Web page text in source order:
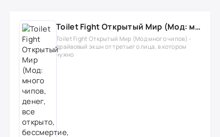
Toilet Fight Открытый Мир (Мод: много чипов, денег, все открыто, бессмертие, урон, 50+ читов)
Toilet Fight Открытый Мир (Мод много чипов) -
драйвовый экшн от третьего лица, в котором
нужно